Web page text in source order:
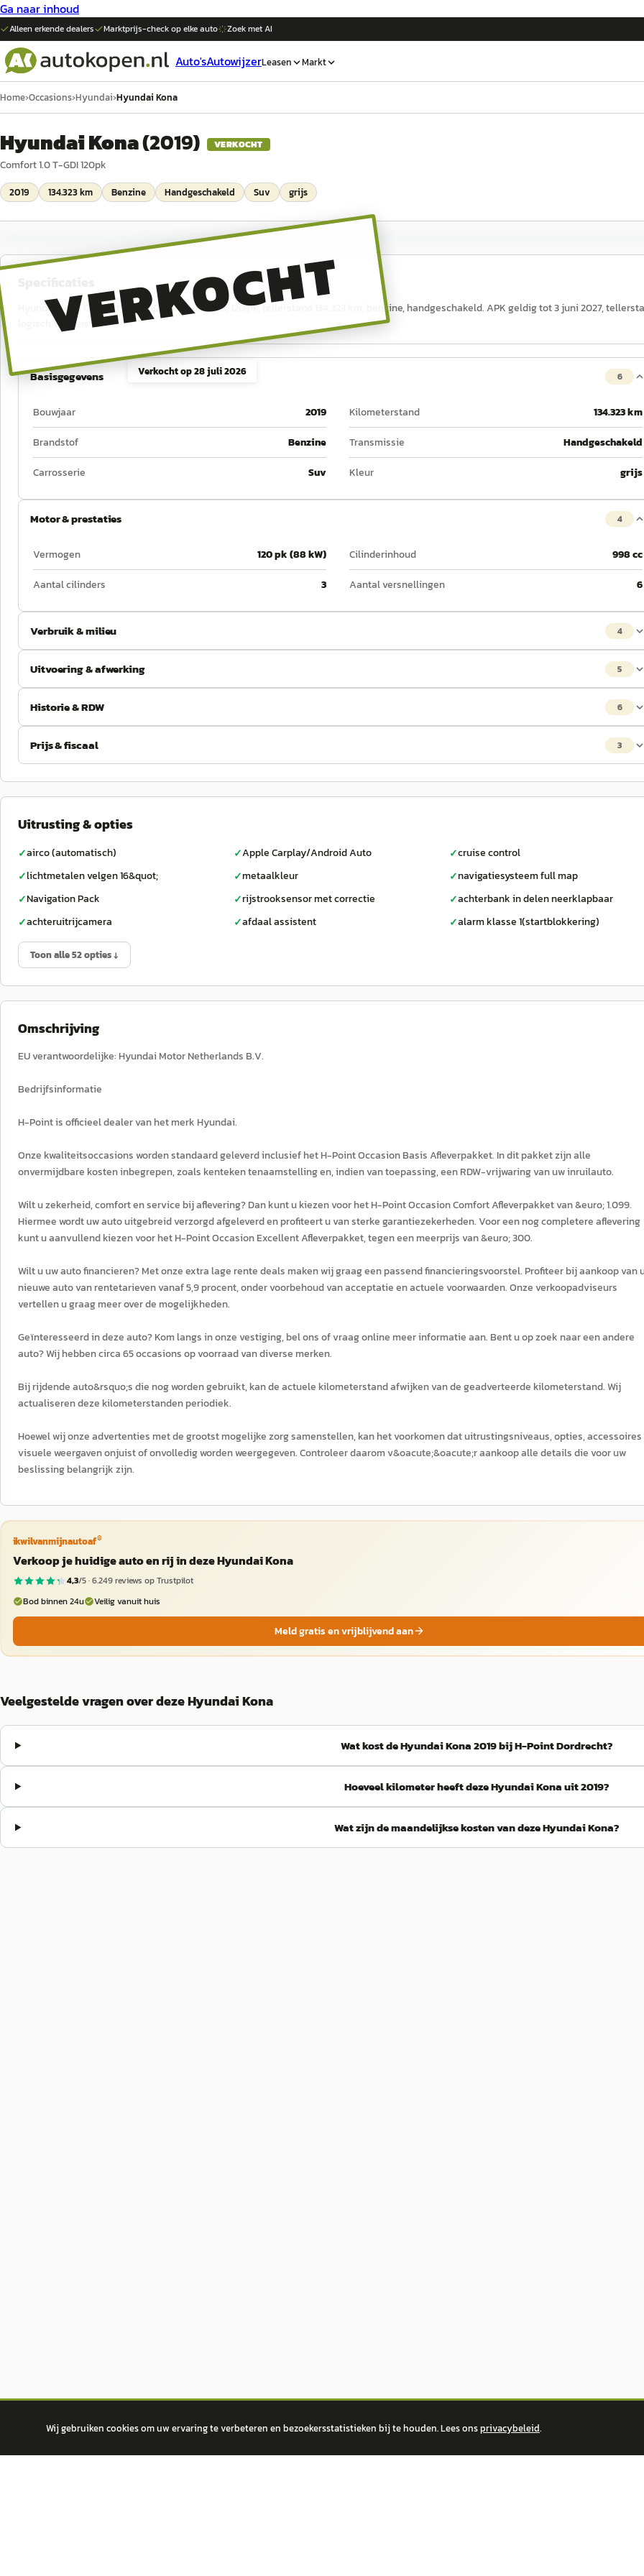
Ga naar inhoud
Alleen erkende dealers Marktprijs-check op elkeauto Zoek met AI
Auto'sAutowijzerLeasen Markt
Home›Occasions›Hyundai›Hyundai Kona
Hyundai Kona(2019) VERKOCHT
Comfort 1.0 T-GDI 120pk
2019 134.323 km Benzine Handgeschakeld Suv grijs
VERKOCHT
Verkocht op28 juli 2026
Hyundai Kona Comfort 1.0 T-GDI 120pk uit 2019, 120 pk, tellerstand 134.323 km, benzine, handgeschakeld. APK geldig tot 3 juni 2027,
logisch volgens RDW.
Basisgegevens 6
Bouwjaar 2019 Kilometerstand
134.323 km
Brandstof
Benzine Transmissie
Handgeschakeld
Carrosserie
Suv Kleur grijs
Motor & prestaties 4
Vermogen 120 pk (88 kW) Cilinderinhoud
998 cc
Aantal cilinders
3 Aantal versnellingen 6
Verbruik & milieu 4
Uitvoering & afwerking 5
Historie & RDW 6
Prijs & fiscaal 3
Uitrusting & opties
✓airco (automatisch) ✓Apple Carplay/Android Auto ✓cruise control
✓lichtmetalen velgen 16&quot; ✓metaalkleur ✓navigatiesysteem full map
✓Navigation Pack ✓rijstrooksensor met correctie ✓achterbank in delen neerklapbaar
✓achteruitrijcamera ✓afdaal assistent ✓alarm klasse 1(startblokkering)
Toon alle 52 opties ↓
Omschrijving
EU verantwoordelijke: Hyundai Motor Netherlands B.V.
Bedrijfsinformatie
H-Point is officieel dealer van het merk Hyundai.
Onze kwaliteitsoccasions worden standaard geleverd inclusief het H-Point Occasion Basis Afleverpakket. In dit pakket zijn alle
onvermijdbare kosten inbegrepen, zoals kenteken tenaamstelling en, indien van toepassing, een RDW-vrijwaring van uw inruilauto.
Wilt u zekerheid, comfort en service bij aflevering? Dan kunt u kiezen voor het H-Point Occasion Comfort Afleverpakket van &euro; 1.099.
Hiermee wordt uw auto uitgebreid verzorgd afgeleverd en profiteert u van sterke garantiezekerheden. Voor een nog completere aflevering
kunt u aanvullend kiezen voor het H-Point Occasion Excellent Afleverpakket, tegen een meerprijs van &euro; 300.
Wilt u uw auto financieren? Met onze extra lage rente deals maken wij graag een passend financieringsvoorstel. Profiteer bij aankoop van
nieuwe auto van rentetarieven vanaf 5,9 procent, onder voorbehoud van acceptatie en actuele voorwaarden. Onze verkoopadviseurs
vertellen u graag meer over de mogelijkheden.
Geïnteresseerd in deze auto? Kom langs in onze vestiging, bel ons of vraag online meer informatie aan. Bent u op zoek naar een andere
auto? Wij hebben circa 65 occasions op voorraad van diverse merken.
Bij rijdende auto&rsquo;s die nog worden gebruikt, kan de actuele kilometerstand afwijken van de geadverteerde kilometerstand. Wij
actualiseren deze kilometerstanden periodiek.
Hoewel wij onze advertenties met de grootst mogelijke zorg samenstellen, kan het voorkomen dat uitrustingsniveaus, opties,
visuele weergaven onjuist of onvolledig worden weergegeven. Controleer daarom v&oacute;&oacute;r aankoop alle details die voor uw
beslissing belangrijk zijn.
ikwilvanmijnautoaf®
Verkoop je huidige auto en rij in deze Hyundai Kona
4,3/5 ·6.249reviews op Trustpilot
Bod binnen 24u
Veilig vanuit huis
Meld gratis en vrijblijvend aan
Veelgestelde vragen over deze Hyundai Kona
Wat kost de Hyundai Kona 2019 bij H-Point Dordrecht?
Hoeveel kilometer heeft deze Hyundai Kona uit 2019?
Wat zijn de maandelijkse kosten van deze Hyundai Kona?
Wij gebruiken cookies om uw ervaring te verbeteren en bezoekersstatistieken bij te houden. Lees onsprivacybeleid.